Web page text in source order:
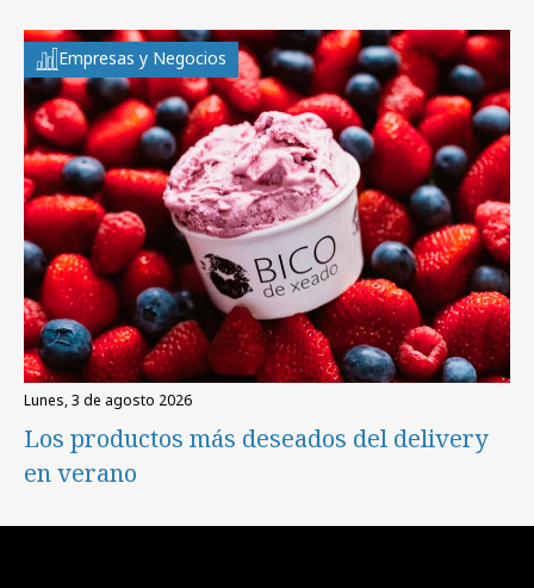
Empresas y Negocios
lunes, 3 de agosto 2026
Los productos más deseados del delivery
en verano